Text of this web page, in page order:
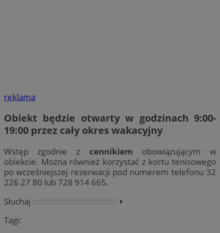
reklama
Obiekt będzie otwarty w godzinach 9:00-
19:00 przez cały okres wakacyjny
Wstęp zgodnie z cennikiem obowiązującym w
obiekcie. Można również korzystać z kortu tenisowego
po wcześniejszej rezerwacji pod numerem telefonu 32
226 27 80 lub 728 914 665.
Słuchaj
⏵︎
Tagi: